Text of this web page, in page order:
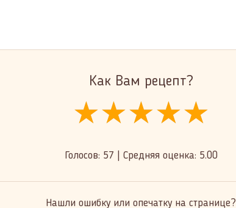
Как Вам рецепт?
★★★★★
★★★★★
★★★★★
Голосов: 57 Средняя оценка: 5.00
Нашли ошибку или опечатку на странице?